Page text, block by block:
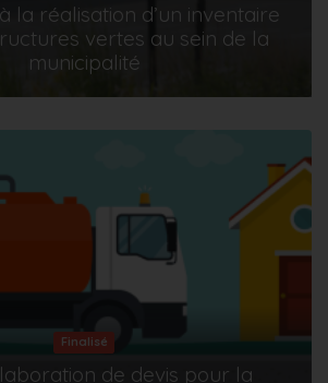
la réalisation d’un inventaire
vertes au sein de la
municipalité
Finalisé
de devis pour la